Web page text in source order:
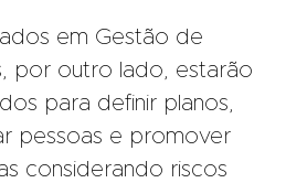
em Gestão de
por outro lado, estarão
para definir planos,
pessoas e promover
considerando riscos